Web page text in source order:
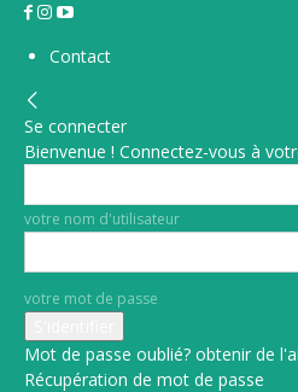
Contact
Se connecter
Bienvenue ! Connectez-vous à
votre nom d'utilisateur
votre mot de passe
Mot de passe oublié? obtenir de
Récupération de mot de passe